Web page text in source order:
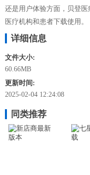
还是用户体验方面，贝登
医疗机构和患者下载使用。
详细信息
文件大小:
60.66MB
更新时间:
2025-02-04 12:24:08
同类推荐